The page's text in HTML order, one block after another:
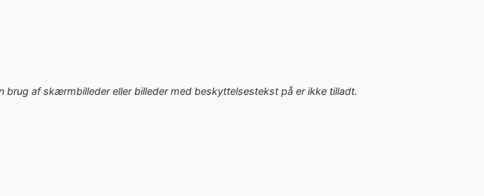
brug af skærmbilleder eller billeder med beskyttelsestekst på er ikke tilladt.